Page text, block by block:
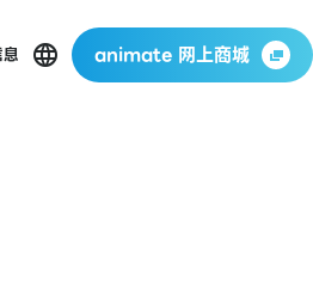
animate 网上商城